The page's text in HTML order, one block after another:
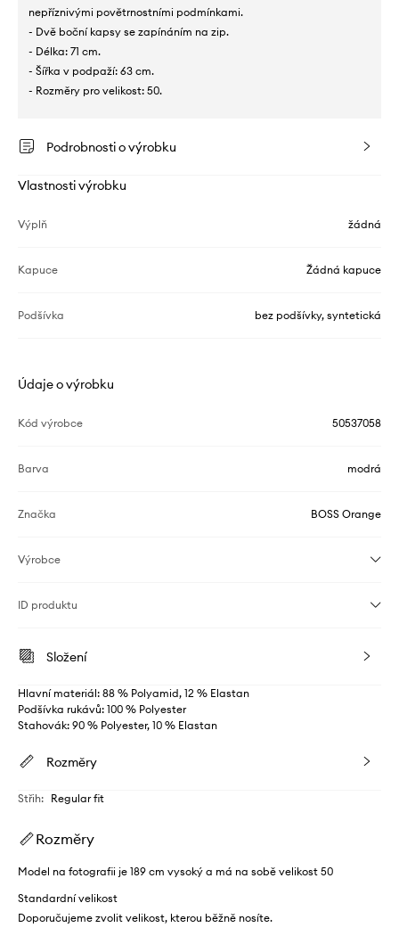
nepříznivými povětrnostními podmínkami.
- Dvě boční kapsy se zapínáním na zip.
- Délka: 71 cm.
- Šířka v podpaží: 63 cm.
- Rozměry pro velikost: 50.
Podrobnosti o výrobku
Vlastnosti výrobku
Výplň žádná
Kapuce Žádná kapuce
Podšívka bez podšívky, syntetická
Údaje o výrobku
Kód výrobce 50537058
Barva modrá
Značka BOSS Orange
Výrobce
ID produktu
Složení
Hlavní materiál: 88 % Polyamid, 12 % Elastan
Podšívka rukávů: 100 % Polyester
Stahovák: 90 % Polyester, 10 % Elastan
Rozměry
Střih: Regular fit
Rozměry
Model na fotografii je 189 cm vysoký a má na sobě velikost 50
Standardní velikost
Doporučujeme zvolit velikost, kterou běžně nosíte.